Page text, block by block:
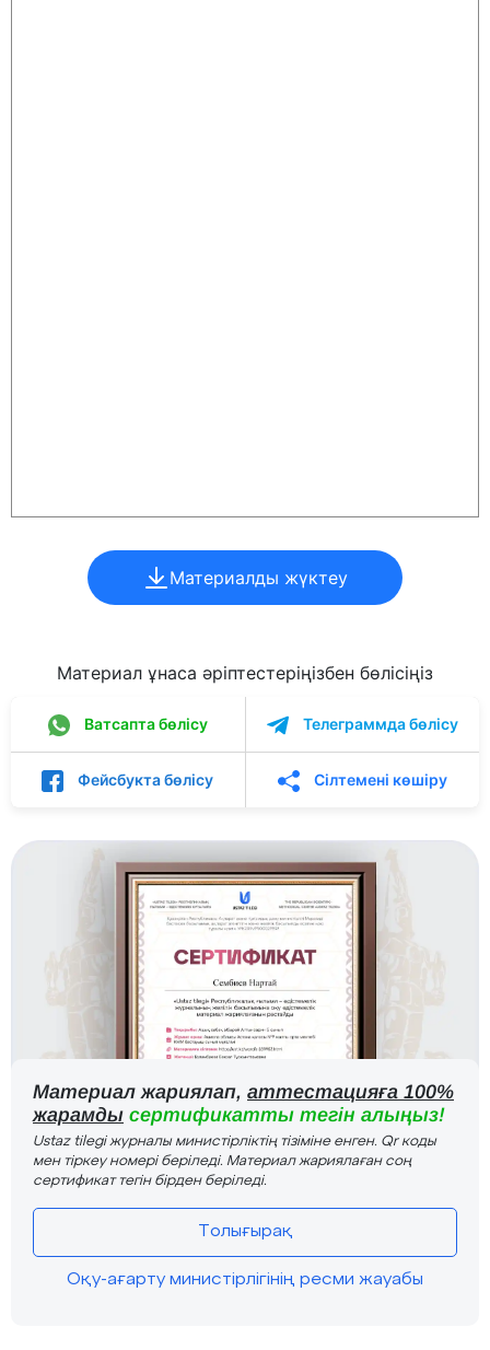
Материалды жүктеу
Материал ұнаса әріптестеріңізбен бөлісіңіз
Ватсапта бөлісу Телеграммда бөлісу
Фейсбукта бөлісу Сілтемені көшіру
Материал жариялап, аттестацияға 100%
жарамды сертификатты тегін алыңыз!
Ustaz tilegi журналы министірліктің тізіміне енген. Qr коды
мен тіркеу номері беріледі. Материал жариялаған соң
сертификат тегін бірден беріледі.
Толығырақ
Оқу-ағарту министірлігінің ресми жауабы